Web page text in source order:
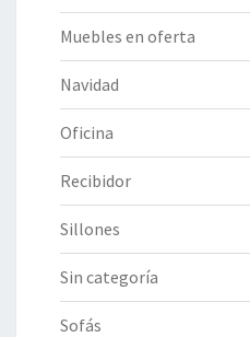
Muebles en oferta
Navidad
Oficina
Recibidor
Sillones
Sin categoría
Sofás